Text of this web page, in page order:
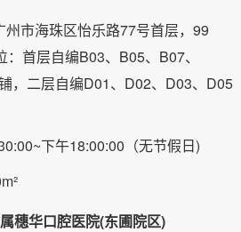
州市海珠区怡乐路77号首层，99
首层自编B03、B05、B07、
，二层自编D01、D02、D03、D05
下午18:00:00（无节假日)
穗华口腔医院(东圃院区)